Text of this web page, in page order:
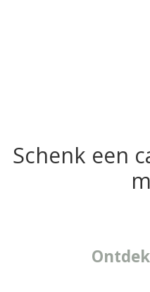
Schenk een